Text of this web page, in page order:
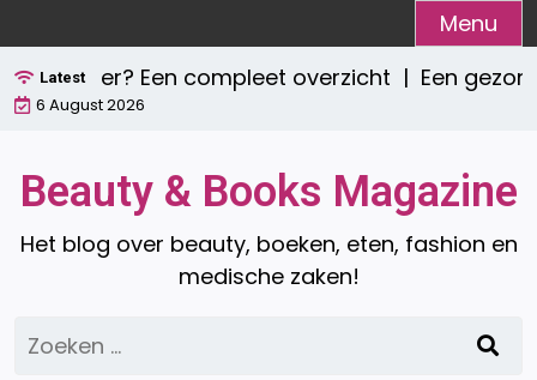
naar
de
inhoud
Menu
Latest
zijn er? Een compleet overzicht |Een gezond
6 August 2026
Beauty & Books Magazine
Het blog over beauty, boeken, eten, fashion en
medische zaken!
Zoeken
naar: